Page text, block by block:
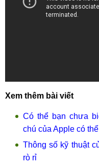
Xem thêm bài viết
Có thể bạn chưa
chú của Apple có
Thông số kỹ thuật
rò rỉ